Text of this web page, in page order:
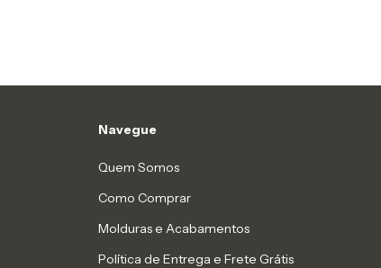
Navegue
Quem Somos
Como Comprar
Molduras e Acabamentos
Política de Entrega e Frete Grátis